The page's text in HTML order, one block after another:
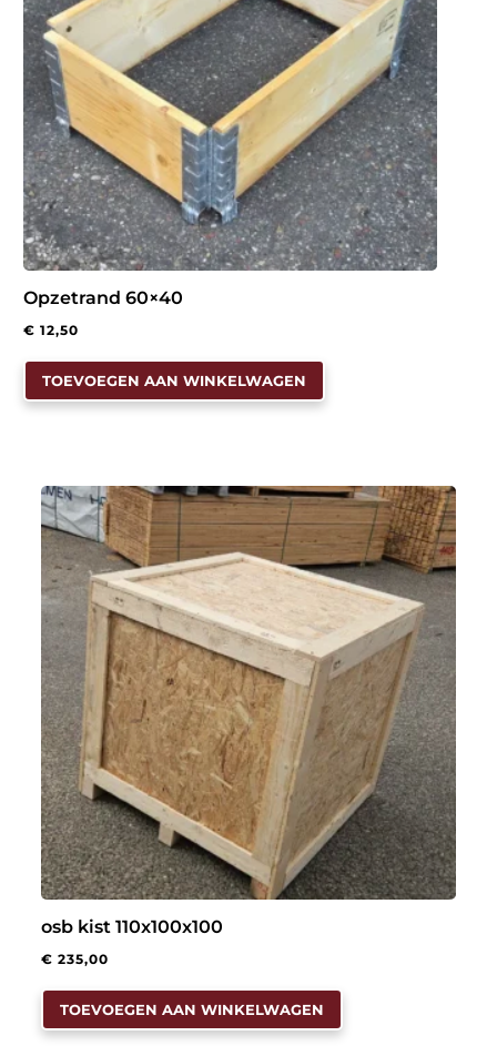
Opzetrand 60×40
€ 12,50
TOEVOEGEN AAN WINKELWAGEN
osb kist 110x100x100
€ 235,00
TOEVOEGEN AAN WINKELWAGEN